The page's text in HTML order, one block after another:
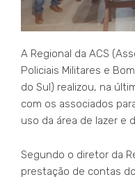
A Regional da ACS
Policiais Militares e
do Sul) realizou, na
com os associados
uso da área de lazer e
Segundo o diretor da
prestação de contas